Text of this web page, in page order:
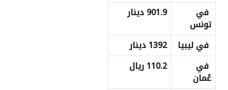
في
تونس
901.9 دينار
في ليبيا
1392 دينار
في
عُمان
110.2 ريال